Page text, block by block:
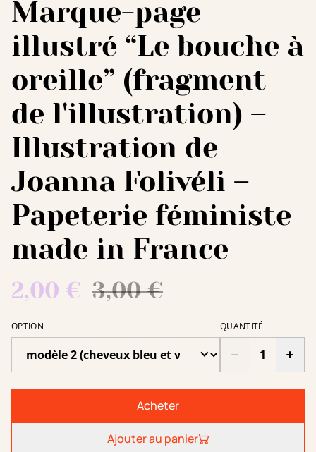
Marque-page
illustré “Le bouche à
oreille” (fragment
de l'illustration) –
Illustration de
Joanna Folivéli –
Papeterie féministe
made in France
2,00 € 3,00 €
OPTION QUANTITÉ
Acheter
Ajouter au panier